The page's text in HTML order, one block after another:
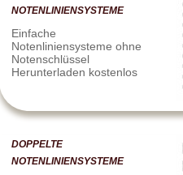
NOTENLINIENSYSTEME
Einfache
Notenliniensysteme ohne
Notenschlüssel
Herunterladen kostenlos
DOPPELTE
NOTENLINIENSYSTEME